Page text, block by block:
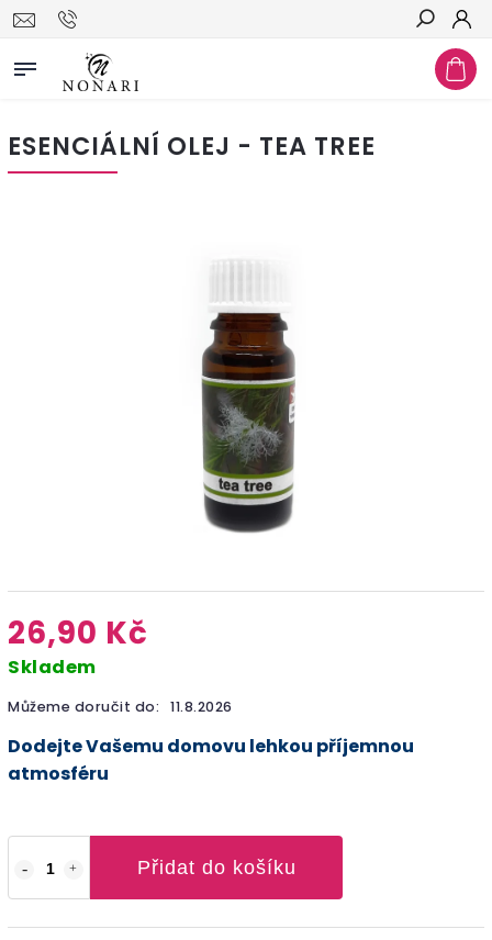
Hledat
ESENCIÁLNÍ OLEJ - TEA TREE
26,90 Kč
Skladem
Můžeme doručit do: 11.8.2026
Přidat do košíku
Dodejte Vašemu domovu lehkou příjemnou
atmosféru